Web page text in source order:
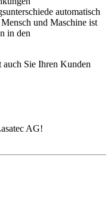
automatisch
und Maschine ist
in den
auch Sie Ihren Kunden
AG!